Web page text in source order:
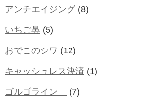
アンチエイジング (8)
いちご鼻 (5)
おでこのシワ (12)
キャッシュレス決済 (1)
ゴルゴライン (7)